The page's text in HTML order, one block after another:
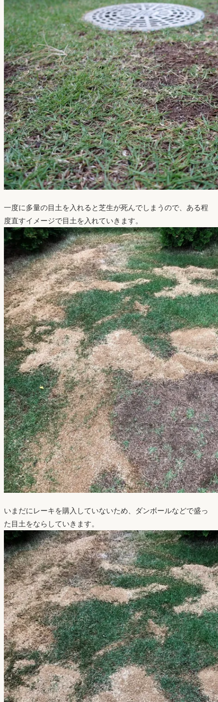
一度に多量の目土を入れると芝生が死んでしまうので、ある程
度直すイメージで目土を入れていきます。
いまだにレーキを購入していないため、ダンボールなどで盛っ
た目土をならしていきます。